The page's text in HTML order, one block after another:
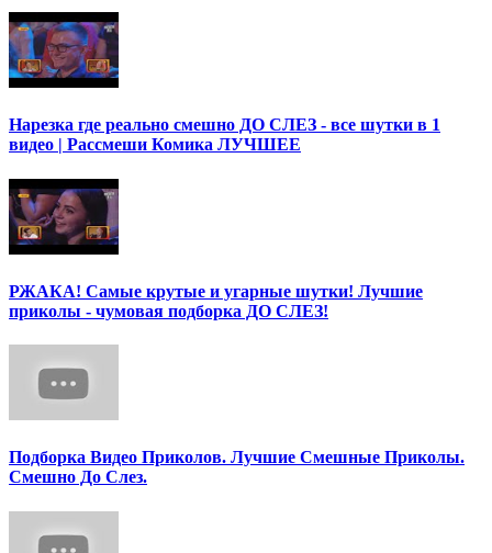
Нарезка где реально смешно ДО СЛЕЗ - все шутки в 1
видео | Рассмеши Комика ЛУЧШЕЕ
РЖАКА! Самые крутые и угарные шутки! Лучшие
приколы - чумовая подборка ДО СЛЕЗ!
Подборка Видео Приколов. Лучшие Смешные Приколы.
Смешно До Слез.